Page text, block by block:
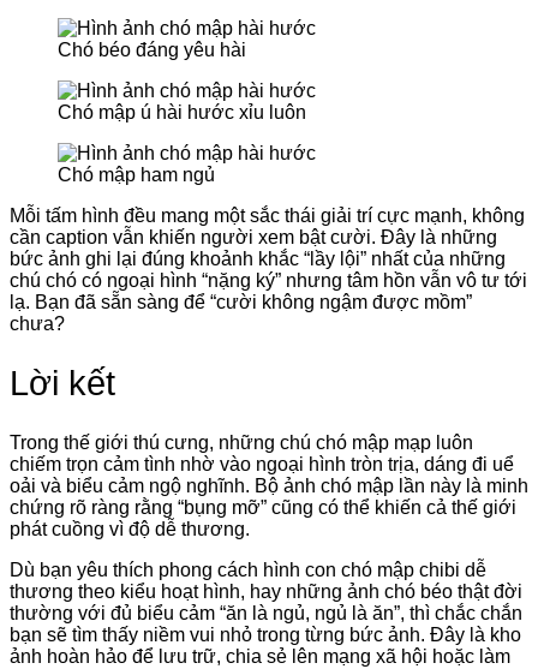
Chó béo đáng yêu hài
Chó mập ú hài hước xỉu luôn
Chó mập ham ngủ
Mỗi tấm hình đều mang một sắc thái giải trí cực mạnh, không
cần caption vẫn khiến người xem bật cười. Đây là những
bức ảnh ghi lại đúng khoảnh khắc “lầy lội” nhất của những
chú chó có ngoại hình “nặng ký” nhưng tâm hồn vẫn vô tư tới
lạ. Bạn đã sẵn sàng để “cười không ngậm được mồm”
chưa?
Lời kết
Trong thế giới thú cưng, những chú chó mập mạp luôn
chiếm trọn cảm tình nhờ vào ngoại hình tròn trịa, dáng đi uể
oải và biểu cảm ngộ nghĩnh. Bộ ảnh chó mập lần này là minh
chứng rõ ràng rằng “bụng mỡ” cũng có thể khiến cả thế giới
phát cuồng vì độ dễ thương.
Dù bạn yêu thích phong cách hình con chó mập chibi dễ
thương theo kiểu hoạt hình, hay những ảnh chó béo thật đời
thường với đủ biểu cảm “ăn là ngủ, ngủ là ăn”, thì chắc chắn
bạn sẽ tìm thấy niềm vui nhỏ trong từng bức ảnh. Đây là kho
ảnh hoàn hảo để lưu trữ, chia sẻ lên mạng xã hội hoặc làm